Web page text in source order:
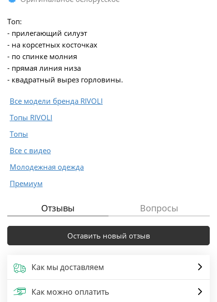
Топ:
- прилегающий силуэт
- на корсетных косточках
- по спинке молния
- прямая линия низа
- квадратный вырез горловины.
Все модели бренда RIVOLI
Топы RIVOLI
Топы
Все с видео
Молодежная одежда
Премиум
Отзывы Вопросы
Оставить новый отзыв
Как мы доставляем
Как можно оплатить